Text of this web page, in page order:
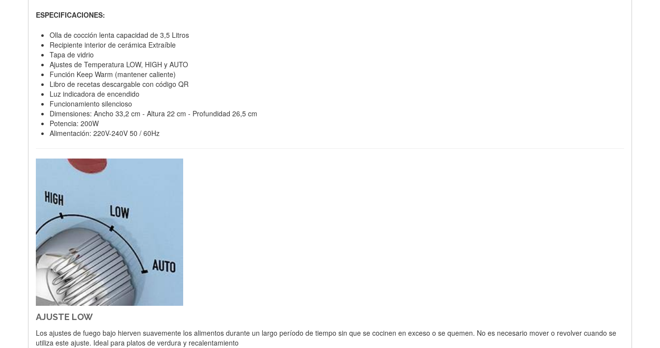
ESPECIFICACIONES:
Olla de cocción lenta capacidad de 3,5 Litros
Recipiente interior de cerámica Extraíble
Tapa de vidrio
Ajustes de Temperatura LOW, HIGH y AUTO
Función Keep Warm (mantener caliente)
Libro de recetas descargable con código QR
Luz indicadora de encendido
Funcionamiento silencioso
Dimensiones: Ancho 33,2 cm - Altura 22 cm - Profundidad 26,5 cm
Potencia: 200W
Alimentación: 220V-240V 50 / 60Hz
AJUSTE LOW
Los ajustes de fuego bajo hierven suavemente los alimentos durante un largo período de tiempo sin que se cocinen en exceso o se quemen. No es necesario mover o revolver cuando se
utiliza este ajuste. Ideal para platos de verdura y recalentamiento